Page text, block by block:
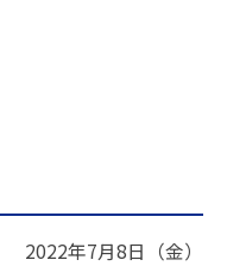
2022年7月8日（金）